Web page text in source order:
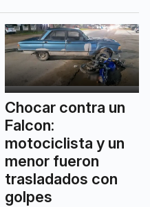
Chocar contra un
Falcon:
motociclista y un
menor fueron
trasladados con
golpes